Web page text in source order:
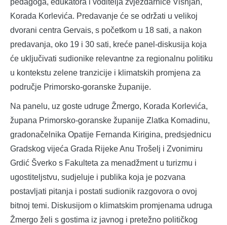
pedagoga, edukatora i voditelja zvjezdarnice Višnjan,
Korada Korlevića. Predavanje će se održati u velikoj
dvorani centra Gervais, s početkom u 18 sati, a nakon
predavanja, oko 19 i 30 sati, kreće panel-diskusija koja
će uključivati sudionike relevantne za regionalnu politiku
u kontekstu zelene tranzicije i klimatskih promjena za
područje Primorsko-goranske županije.
Na panelu, uz goste udruge Žmergo, Korada Korlevića,
župana Primorsko-goranske županije Zlatka Komadinu,
gradonačelnika Opatije Fernanda Kirigina, predsjednicu
Gradskog vijeća Grada Rijeke Anu Trošelj i Zvonimiru
Grdić Šverko s Fakulteta za menadžment u turizmu i
ugostiteljstvu, sudjeluje i publika koja je pozvana
postavljati pitanja i postati sudionik razgovora o ovoj
bitnoj temi. Diskusijom o klimatskim promjenama udruga
Žmergo želi s gostima iz javnog i pretežno političkog